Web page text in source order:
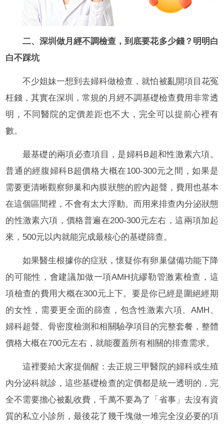
二、深圳做月經不調檢查，到底要花多少錢？明明白
白不踩坑
不少姐妹一想到去婦科做檢查，就怕被亂開項目花冤
枉錢，其實在深圳，常規的月經不調基礎檢查費用非常透
明，不同醫院的定價差距也不大，完全可以提前心裡有
數。
最基礎的兩項必查項目，是婦科B超和性激素六項。
普通的經腹婦科B超價格大概在100-300元之間，如果是
需要更清晰觀察卵巢和內膜狀態的腔內超聲，費用也基本
在這個區間裡，不會有太大浮動。而用來排查內分泌狀態
的性激素六項，價格普遍在200-300元左右，這兩項加起
來，500元以內就能完成最核心的基礎篩查。
如果醫生根據你的症狀，懷疑你有卵巢儲備功能下降
的可能性，會建議加做一項AMH抗繆勒管激素檢查，這
項檢查的費用大概在300元上下。要是你已經是圍絕經期
的女性，需要更全面的篩查，包含性激素六項、AMH、
婦科超聲、骨密度檢測和相關驗孕項目的完整套餐，整體
價格大概在700元左右，就能覆蓋所有相關的排查需求。
這裡要給大家提個醒：去正規三甲醫院的婦科或生殖
內分泌科就診，這些基礎檢查的定價都是統一透明的，完
全不需要擔心被亂收費，千萬不要為了「省事」去沒有資
質的私立小診所，最後花了幾千塊做一堆完全沒必要的項